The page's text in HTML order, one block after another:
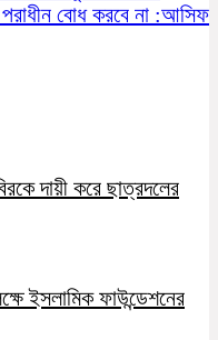
বোধ করবে না :আসিফ
দায়ী করে ছাত্রদলের
ইসলামিক ফাউন্ডেশনের